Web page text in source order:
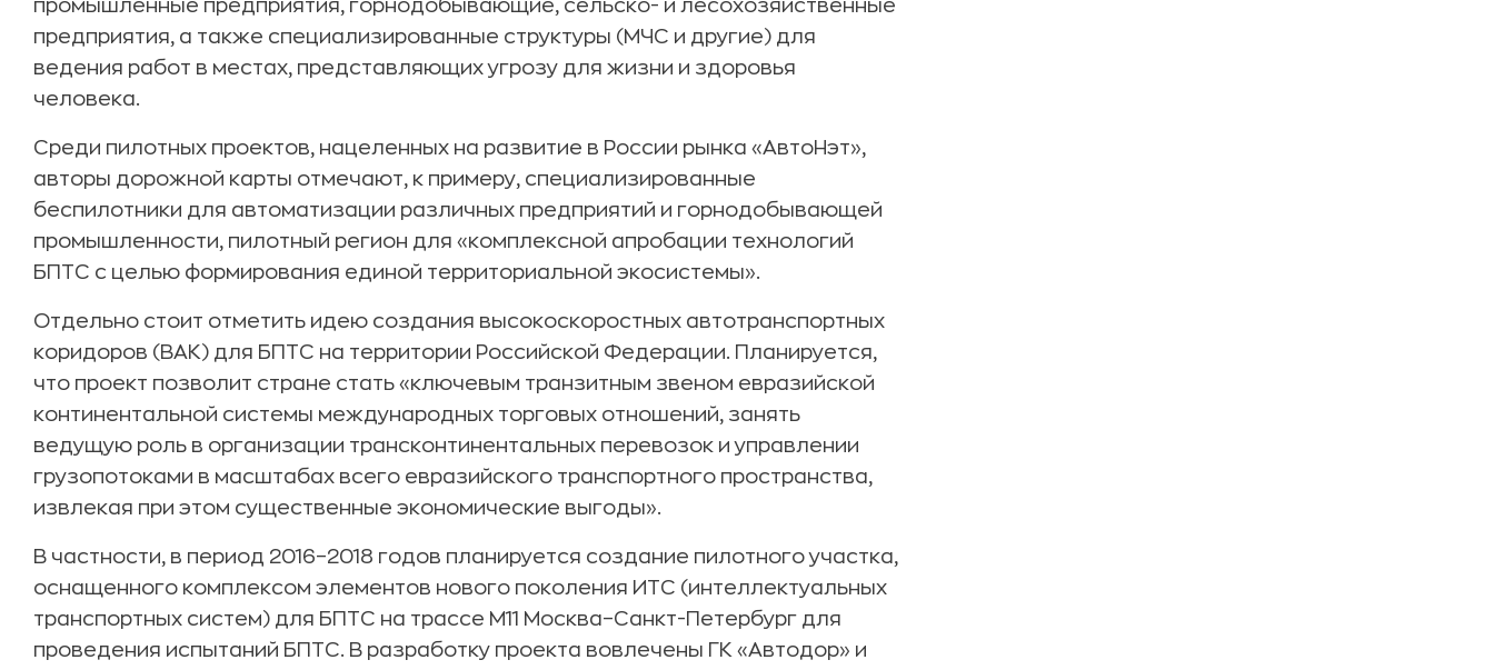
промышленные предприятия, горнодобывающие, сельско- и лесохозяйственные
предприятия, а также специализированные структуры (МЧС и другие) для
ведения работ в местах, представляющих угрозу для жизни и здоровья
человека.
Среди пилотных проектов, нацеленных на развитие в России рынка «АвтоНэт»,
авторы дорожной карты отмечают, к примеру, специализированные
беспилотники для автоматизации различных предприятий и горнодобывающей
промышленности, пилотный регион для «комплексной апробации технологий
БПТС с целью формирования единой территориальной экосистемы».
Отдельно стоит отметить идею создания высокоскоростных автотранспортных
коридоров (ВАК) для БПТС на территории Российской Федерации. Планируется,
что проект позволит стране стать «ключевым транзитным звеном евразийской
континентальной системы международных торговых отношений, занять
ведущую роль в организации трансконтинентальных перевозок и управлении
грузопотоками в масштабах всего евразийского транспортного пространства,
извлекая при этом существенные экономические выгоды».
В частности, в период 2016–2018 годов планируется создание пилотного участка,
оснащенного комплексом элементов нового поколения ИТС (интеллектуальных
транспортных систем) для БПТС на трассе М11 Москва–Санкт-Петербург для
проведения испытаний БПТС. В разработку проекта вовлечены ГК «Автодор» и